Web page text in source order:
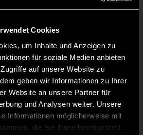
Cookies
um Inhalte und Anzeigen zu
für soziale Medien anbieten
auf unsere Website zu
geben wir Informationen zu Ihrer
Website an unsere Partner für
und Analysen weiter. Unsere
Informationen möglicherweise mit
die Sie ihnen bereitgestellt